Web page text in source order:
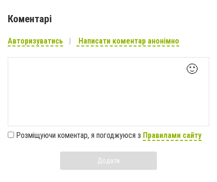
Коментарі
Авторизуватись Написати коментар анонімно
🙂
Розміщуючи коментар, я погоджуюся з Правилами сайту
Додати